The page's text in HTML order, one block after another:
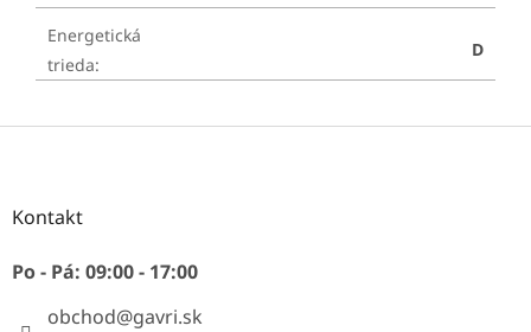
Energetická
trieda:
D
Z
Kontakt
Po - Pá: 09:00 - 17:00
obchod@gavri.sk